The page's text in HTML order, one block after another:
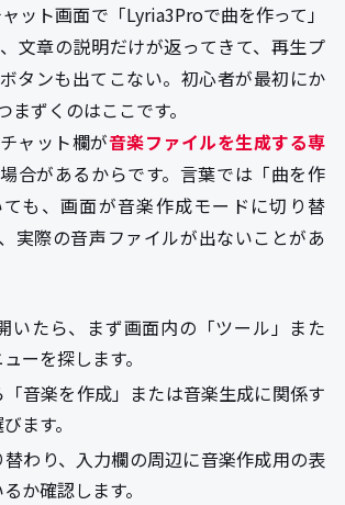
ット画面で「Lyria3Proで曲を作って」
文章の説明だけが返ってきて、再生プ
タンも出てこない。初心者が最初にか
まずくのはここです。
ャット欄が音楽ファイルを生成する専
合があるからです。言葉では「曲を作
も、画面が音楽作成モードに切り替
実際の音声ファイルが出ないことがあ
いたら、まず画面内の「ツール」また
ーを探します。
音楽を作成」または音楽生成に関係す
ます。
わり、入力欄の周辺に音楽作成用の表
か確認します。